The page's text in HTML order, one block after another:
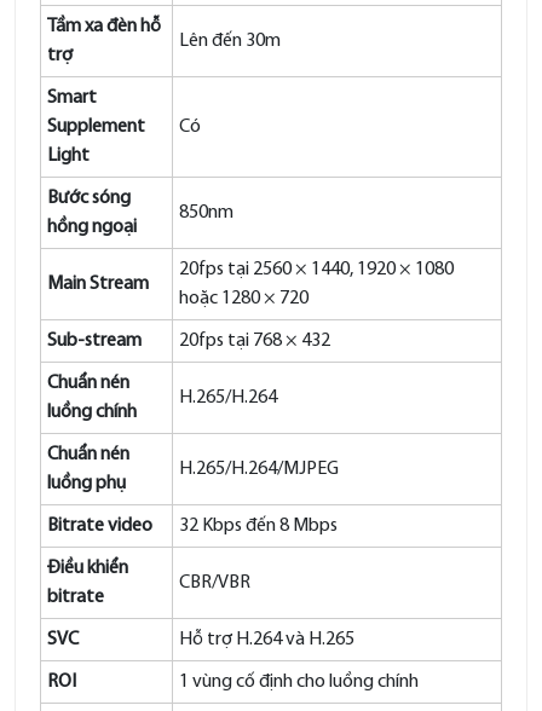
Tầm xa đèn hỗ
trợ
Lên đến 30m
Smart
Supplement
Light
Có
Bước sóng
hồng ngoại
850nm
Main Stream
20fps tại 2560 × 1440, 1920 × 1080
hoặc 1280 × 720
Sub-stream 20fps tại 768 × 432
Chuẩn nén
luồng chính
H.265/H.264
Chuẩn nén
luồng phụ
H.265/H.264/MJPEG
Bitrate video 32 Kbps đến 8 Mbps
Điều khiển
bitrate
CBR/VBR
SVC Hỗ trợ H.264 và H.265
ROI 1 vùng cố định cho luồng chính